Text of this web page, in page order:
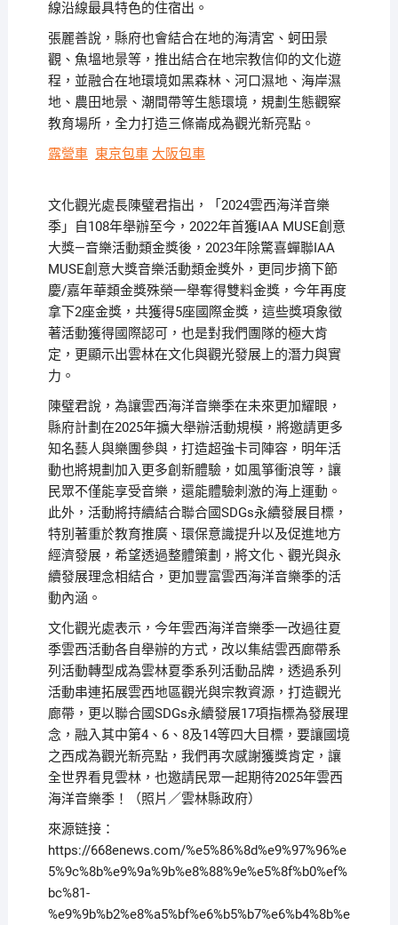
線沿線最具特色的住宿出。
張麗善說，縣府也會結合在地的海清宮、蚵田景
觀、魚塭地景等，推出結合在地宗教信仰的文化遊
程，並融合在地環境如黑森林、河口濕地、海岸濕
地、農田地景、潮間帶等生態環境，規劃生態觀察
教育場所，全力打造三條崙成為觀光新亮點。
露營車 東京包車 大阪包車
文化觀光處長陳璧君指出，「2024雲西海洋音樂
季」自108年舉辦至今，2022年首獲IAA MUSE創意
大獎—音樂活動類金獎後，2023年除驚喜蟬聯IAA
MUSE創意大獎音樂活動類金獎外，更同步摘下節
慶/嘉年華類金獎殊榮一舉奪得雙料金獎，今年再度
拿下2座金獎，共獲得5座國際金獎，這些獎項象徵
著活動獲得國際認可，也是對我們團隊的極大肯
定，更顯示出雲林在文化與觀光發展上的潛力與實
力。
陳璧君說，為讓雲西海洋音樂季在未來更加耀眼，
縣府計劃在2025年擴大舉辦活動規模，將邀請更多
知名藝人與樂團參與，打造超強卡司陣容，明年活
動也將規劃加入更多創新體驗，如風箏衝浪等，讓
民眾不僅能享受音樂，還能體驗刺激的海上運動。
此外，活動將持續結合聯合國SDGs永續發展目標，
特別著重於教育推廣、環保意識提升以及促進地方
經濟發展，希望透過整體策劃，將文化、觀光與永
續發展理念相結合，更加豐富雲西海洋音樂季的活
動內涵。
文化觀光處表示，今年雲西海洋音樂季一改過往夏
季雲西活動各自舉辦的方式，改以集結雲西廊帶系
列活動轉型成為雲林夏季系列活動品牌，透過系列
活動串連拓展雲西地區觀光與宗教資源，打造觀光
廊帶，更以聯合國SDGs永續發展17項指標為發展理
念，融入其中第4、6、8及14等四大目標，要讓國境
之西成為觀光新亮點，我們再次感謝獲獎肯定，讓
全世界看見雲林，也邀請民眾一起期待2025年雲西
海洋音樂季！（照片／雲林縣政府）
來源链接：
https://668enews.com/%e5%86%8d%e9%97%96%e
5%9c%8b%e9%9a%9b%e8%88%9e%e5%8f%b0%ef%
bc%81-
%e9%9b%b2%e8%a5%bf%e6%b5%b7%e6%b4%8b%e